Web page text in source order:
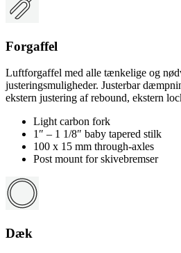
Forgaffel
Luftforgaffel med alle tænkelige og
justeringsmuligheder. Justerbar
ekstern justering af rebound, ekstern
Light carbon fork
1″ – 1 1/8″ baby tapered stilk
100 x 15 mm through-axles
Post mount for skivebremser
Dæk